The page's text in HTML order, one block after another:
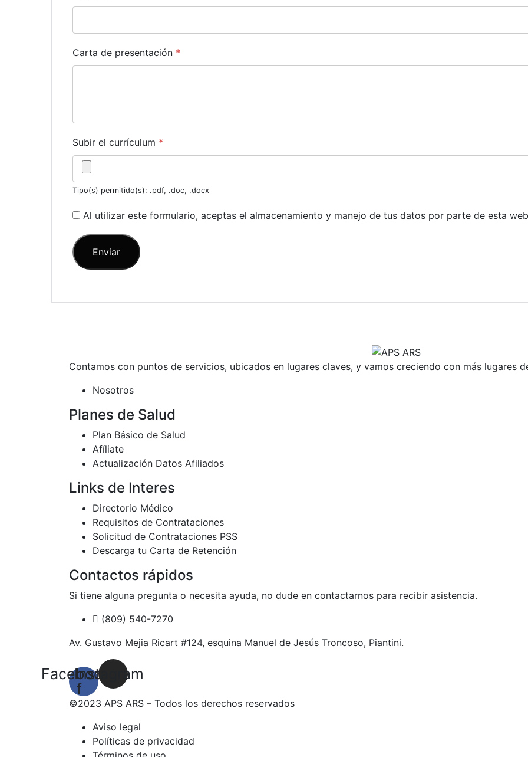
Carta de presentación *
Subir el currículum *
Tipo(s) permitido(s): .pdf, .doc, .docx
Al utilizar este formulario, aceptas el almacenamiento y manejo de tus datos por parte de esta
Contamos con puntos de servicios, ubicados en lugares claves, y vamos creciendo con más lugares
Nosotros
Planes de Salud
Plan Básico de Salud
Afíliate
Actualización Datos Afiliados
Links de Interes
Directorio Médico
Requisitos de Contrataciones
Solicitud de Contrataciones PSS
Descarga tu Carta de Retención
Contactos rápidos
Si tiene alguna pregunta o necesita ayuda, no dude en contactarnos para recibir asistencia.
(809) 540-7270
Av. Gustavo Mejia Ricart #124, esquina Manuel de Jesús Troncoso, Piantini.
Facebook-
f
Instagram
©2023 APS ARS – Todos los derechos reservados
Aviso legal
Políticas de privacidad